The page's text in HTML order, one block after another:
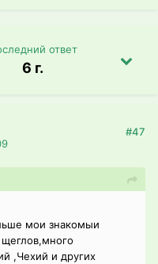
ответ
6 г.
#47
мои знакомыи
,Чехий и других